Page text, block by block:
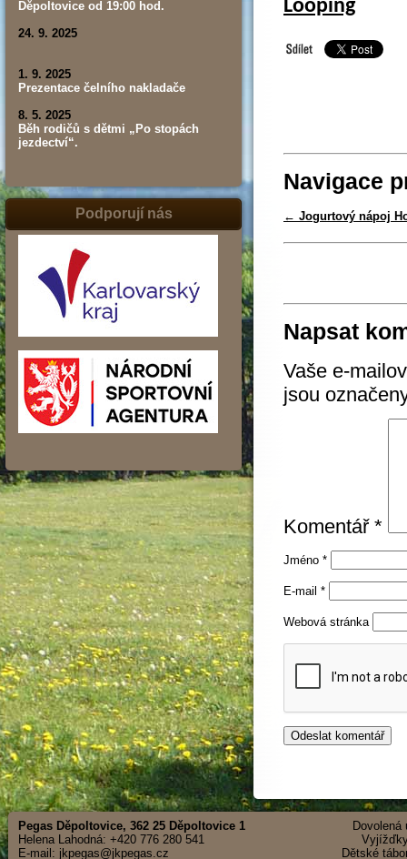
Děpoltovice od 19:00 hod.
24. 9. 2025
1. 9. 2025
Prezentace čelního nakladače
8. 5. 2025
Běh rodičů s dětmi „Po stopách
jezdectví“.
Podporují nás
Navigace
← Jogurtový nápoj
Napsat
Vaše e-
jsou
Komentář *
Jméno *
E-mail *
Webová stránka
Pegas Děpoltovice, 362 25 Děpoltovice 1
Helena Lahodná: +420 776 280 541
E-mail: jkpegas@jkpegas.cz
Dětské